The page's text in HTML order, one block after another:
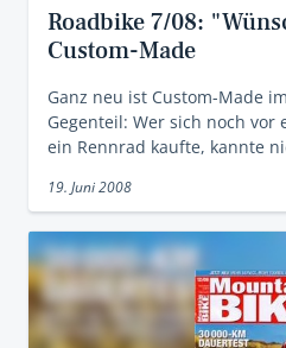
Roadbike 7/08:
Custom-Made
Ganz neu ist Custom-Made
Gegenteil: Wer sich noch vor
ein Rennrad kaufte, kannte
19. Juni 2008